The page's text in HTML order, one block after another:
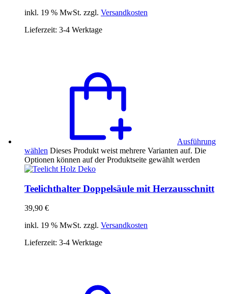
inkl. 19 % MwSt. zzgl. Versandkosten
Lieferzeit: 3-4 Werktage
Ausführung
wählen Dieses Produkt weist mehrere Varianten auf. Die
Optionen können auf der Produktseite gewählt werden
Teelichthalter Doppelsäule mit Herzausschnitt
39,90 €
inkl. 19 % MwSt. zzgl. Versandkosten
Lieferzeit: 3-4 Werktage